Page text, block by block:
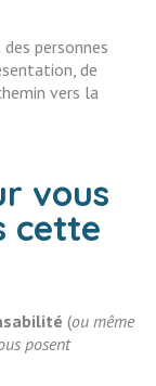
personnes
de
vers la
vous
cette
(ou même
posent